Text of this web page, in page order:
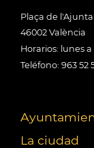
Plaça de
46002 València
Horarios: lunes
Teléfono: 963 52
La ciudad